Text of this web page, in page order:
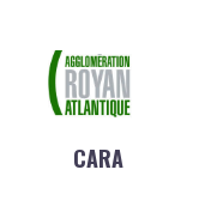
CARA